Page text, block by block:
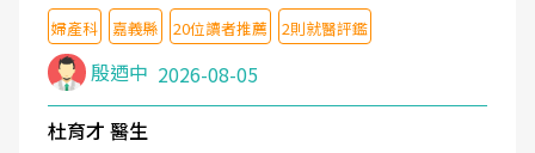
婦產科 嘉義縣 20位讀者推薦 2則就醫評鑑
殷迺中 2026-08-05
杜育才 醫生